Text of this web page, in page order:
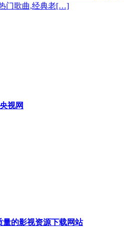
门歌曲,经典老[…]
视网
的影视资源下载网站